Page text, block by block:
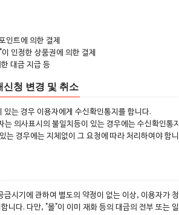
인트에 의한 결제
인정한 상품권에 의한 결제
대금 지급 등
신청 변경 및 취소
있는 경우 이용자에게 수신확인통지를 합니다.
는 의사표시의 불일치등이 있는 경우에는 수신확인통
는 경우에는 지체없이 그 요청에 따라 처리하여야
급시기에 관하여 별도의 약정이 없는 이상, 이용자가
니다. 다만, "몰"이 이미 재화 등의 대금의 전부 또는